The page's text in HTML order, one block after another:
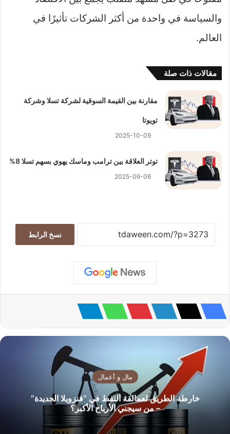
والسياسة في واحدة من أكثر الشركات تأثيرًا في
العالم.
مقالات ذات صلة
مقارنة بين القيمة السوقية لشركة تسلا وشركة
تويوتا
2025-10-09
توتر العلاقة بين ترامب وماسك يهوي بسهم تسلا 8%
2025-06-06
نسخ الرابط
مال و أعمال
خارطة الطريق لعمالقة النفط في “فنزويلا الجديدة”
– من سيجني الأرباح الأكبر؟